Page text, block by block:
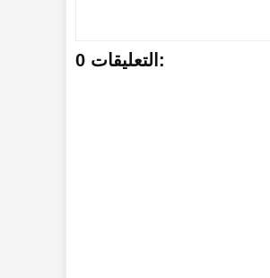
0 التعليقات: